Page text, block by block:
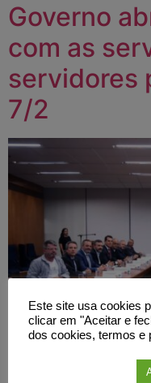
Governo
com as
servidores
7/2
Por Fasubra Sindical
Inovação em Serviços
Este site usa cookies
clicar em "Aceitar e
dos cookies, termos e